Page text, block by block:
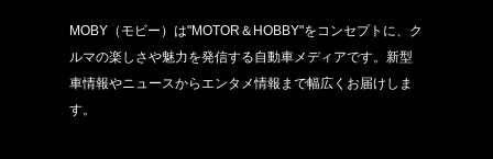
MOBY（モビー）は"MOTOR＆HOBBY"をコンセプトに、ク
ルマの楽しさや魅力を発信する自動車メディアです。新型
車情報やニュースからエンタメ情報まで幅広くお届けしま
す。